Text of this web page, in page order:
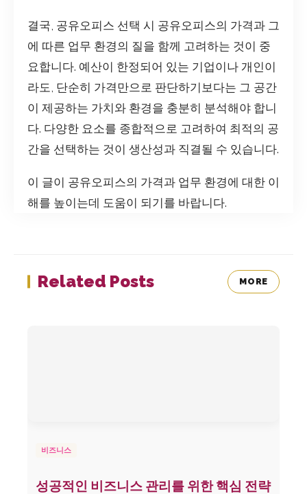
결국, 공유오피스 선택 시 공유오피스의 가격과 그
에 따른 업무 환경의 질을 함께 고려하는 것이 중
요합니다. 예산이 한정되어 있는 기업이나 개인이
라도, 단순히 가격만으로 판단하기보다는 그 공간
이 제공하는 가치와 환경을 충분히 분석해야 합니
다. 다양한 요소를 종합적으로 고려하여 최적의 공
간을 선택하는 것이 생산성과 직결될 수 있습니다.
이 글이 공유오피스의 가격과 업무 환경에 대한 이
해를 높이는데 도움이 되기를 바랍니다.
Related Posts MORE
비즈니스
성공적인 비즈니스 관리를 위한 핵심 전략